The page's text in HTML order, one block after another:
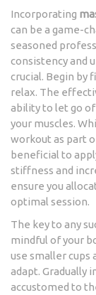
Incorporating
can be a game-
seasoned
consistency and
crucial. Begin by
relax. The
ability to let go
your muscles.
workout as part
beneficial to
stiffness and
ensure you
optimal session.
The key to any
mindful of your
use smaller cups
adapt. Gradually
accustomed to